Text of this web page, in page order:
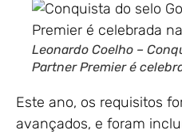
Leonardo Coelho –
Partner Premier é
Este ano, os requisitos
avançados, e foram